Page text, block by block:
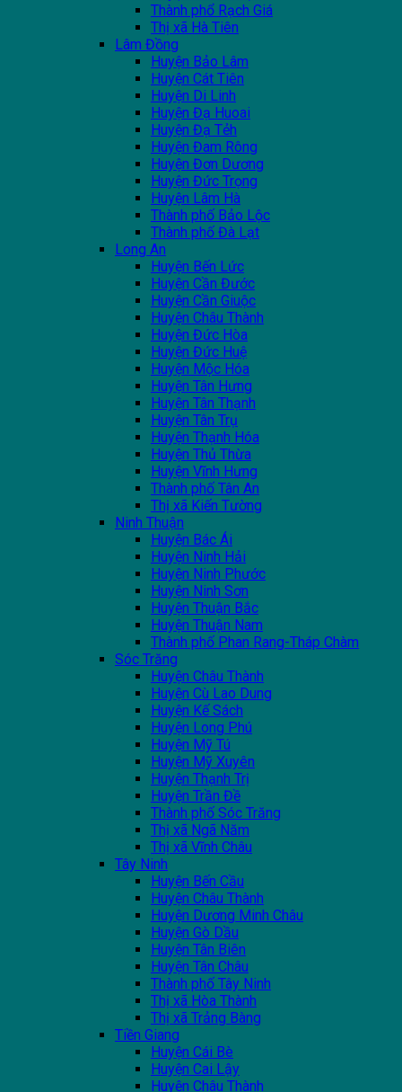
Thành phổ Rạch Giá
Thị xã Hà Tiên
Lâm Đồng
Huyện Bảo Lâm
Huyện Cát Tiên
Huyện Di Linh
Huyện Đạ Huoai
Huyện Đạ Tẻh
Huyện Đam Rông
Huyện Đơn Dương
Huyện Đức Trọng
Huyện Lâm Hà
Thành phố Bảo Lộc
Thành phố Đà Lạt
Long An
Huyện Bến Lức
Huyện Cần Đước
Huyện Cần Giuộc
Huyện Châu Thành
Huyện Đức Hòa
Huyện Đức Huệ
Huyện Mộc Hóa
Huyện Tân Hưng
Huyện Tân Thạnh
Huyện Tân Trụ
Huyện Thạnh Hóa
Huyện Thủ Thừa
Huyện Vĩnh Hưng
Thành phố Tân An
Thị xã Kiến Tường
Ninh Thuận
Huyện Bác Ái
Huyện Ninh Hải
Huyện Ninh Phước
Huyện Ninh Sơn
Huyện Thuận Bắc
Huyện Thuận Nam
Thành phố Phan Rang-Tháp Chàm
Sóc Trăng
Huyện Châu Thành
Huyện Cù Lao Dung
Huyện Kế Sách
Huyện Long Phú
Huyện Mỹ Tú
Huyện Mỹ Xuyên
Huyện Thạnh Trị
Huyện Trần Đề
Thành phố Sóc Trăng
Thị xã Ngã Năm
Thị xã Vĩnh Châu
Tây Ninh
Huyện Bến Cầu
Huyện Châu Thành
Huyện Dương Minh Châu
Huyện Gò Dầu
Huyện Tân Biên
Huyện Tân Châu
Thành phố Tây Ninh
Thị xã Hòa Thành
Thị xã Trảng Bàng
Tiền Giang
Huyện Cái Bè
Huyện Cai Lậy
Huyện Châu Thành